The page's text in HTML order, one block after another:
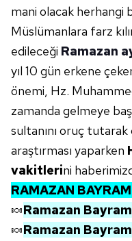
mani olacak herhangi
Müslümanlara farz
edileceği Ramazan
yıl 10 gün erkene
önemi, Hz.
zamanda gelmeye
sultanını oruç
araştırması yaparken
vakitlerini
RAMAZAN
🍬Ramazan
🍬Ramazan